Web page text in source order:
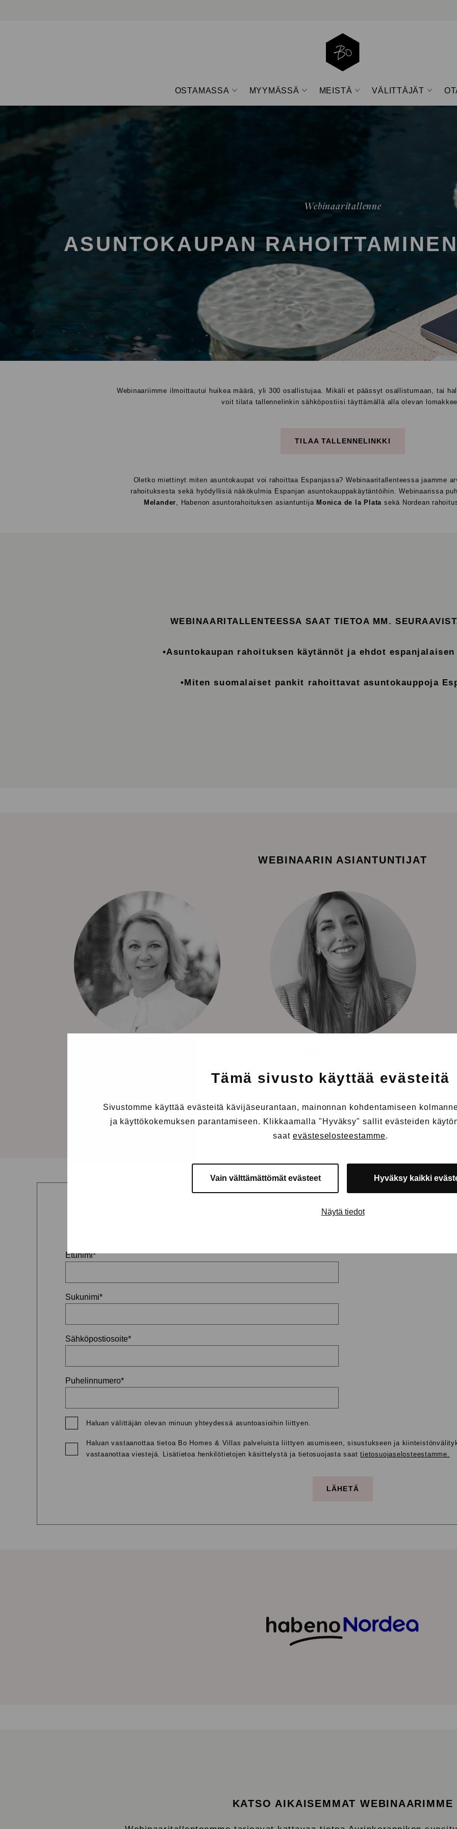
Tämä sivusto käyttää evästeitä
Sivustomme käyttää evästeitä kävijäseurantaan, mainonnan kohdentamiseen
ja käyttökokemuksen parantamiseen. Klikkaamalla "Hyväksy" sallit evästeiden
saat evästeselosteestamme.
Vain välttämättömät evästeet Hyväksy kaikki
Näytä tiedot
OSTAMASSA
sub-
MYYMÄSSÄ
sub-
MEISTÄ
sub-
VÄLITTÄJÄT
sub-
Webinaaritallenne
ASUNTOKAUPAN
Webinaariimme ilmoittautui huikea määrä, yli 300 osallistujaa. Mikäli et päässyt osallistumaan, tai
voit tilata tallennelinkin sähköpostiisi täyttämällä alla olevan
TILAA TALLENNELINKKI
Oletko miettinyt miten asuntokaupat voi rahoittaa Espanjassa? Webinaaritallenteessa jaamme
rahoituksesta sekä hyödyllisiä näkökulmia Espanjan asuntokauppakäytäntöihin. Webinaarissa
Melander, Habenon asuntorahoituksen asiantuntija Monica de la Plata sekä Nordean
WEBINAARITALLENTEESSA SAAT TIETOA MM.
•Asuntokaupan rahoituksen käytännöt ja ehdot
•Miten suomalaiset pankit rahoittavat asuntokauppoja
WEBINAARIN ASIANTUNTIJAT
suhteiden ja kumppanuuksien johtaja
TILAA LINKKI WEBINAARITALLENTEESEEN
Etunimi*
Sukunimi*
Sähköpostiosoite*
Puhelinnumero*
Haluan välittäjän olevan minuun yhteydessä asuntoasioihin liittyen.
Haluan vastaanottaa tietoa Bo Homes & Villas palveluista liittyen asumiseen, sisustukseen ja
vastaanottaa viestejä. Lisätietoa henkilötietojen käsittelystä ja tietosuojasta saattietosuojaselosteestamme.
KATSO AIKAISEMMAT WEBINAARIMME